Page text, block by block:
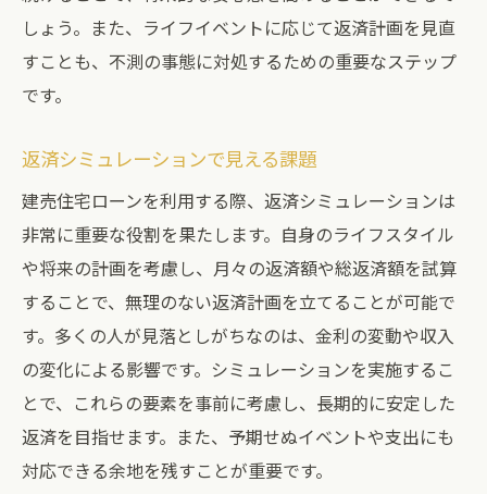
しょう。また、ライフイベントに応じて返済計画を見直
すことも、不測の事態に対処するための重要なステップ
です。
返済シミュレーションで見える課題
建売住宅ローンを利用する際、返済シミュレーションは
非常に重要な役割を果たします。自身のライフスタイル
や将来の計画を考慮し、月々の返済額や総返済額を試算
することで、無理のない返済計画を立てることが可能で
す。多くの人が見落としがちなのは、金利の変動や収入
の変化による影響です。シミュレーションを実施するこ
とで、これらの要素を事前に考慮し、長期的に安定した
返済を目指せます。また、予期せぬイベントや支出にも
対応できる余地を残すことが重要です。